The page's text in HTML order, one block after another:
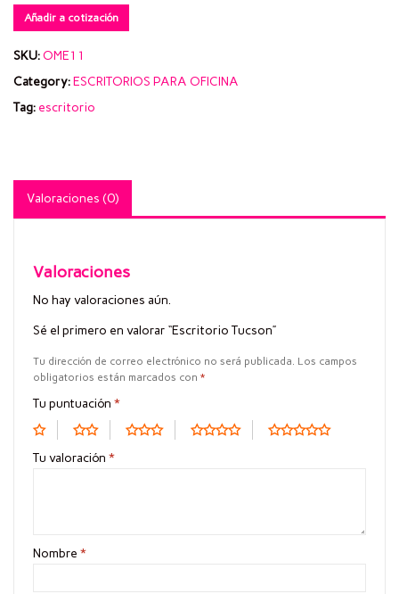
Añadir a cotización
SKU:OME11
Category:ESCRITORIOS PARA OFICINA
Tag: escritorio
Valoraciones (0)
Valoraciones
No hay valoraciones aún.
Sé el primero en valorar “Escritorio Tucson”
Tu dirección de correo electrónico no será publicada. Los campos
obligatorios están marcados con *
Tu puntuación *
Tu valoración *
Nombre *